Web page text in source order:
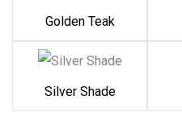
Golden Teak
Silver Shade